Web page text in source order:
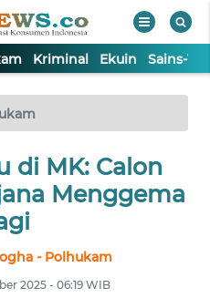
Kriminal Ekuin Sains-
di MK: Calon
Menggema
- Polhukam
2025 - 06:19 WIB